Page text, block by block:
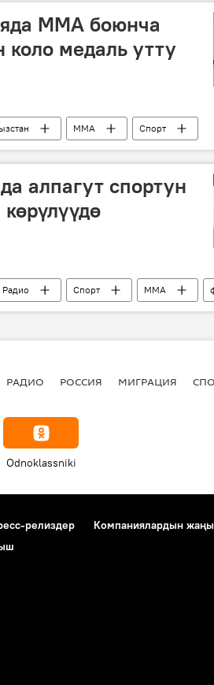
ММА боюнча
медаль утту
ММА
Спорт
алпагут спортун
Радио Спорт ММА
РАДИО РОССИЯ МИГРАЦИЯ
Odnoklassniki
релиздер Компаниялардын